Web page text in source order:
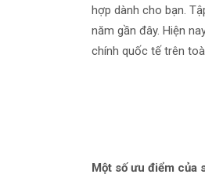
hợp dành cho bạn.
năm gần đây. Hiện
chính quốc tế trên
Một số ưu điểm của